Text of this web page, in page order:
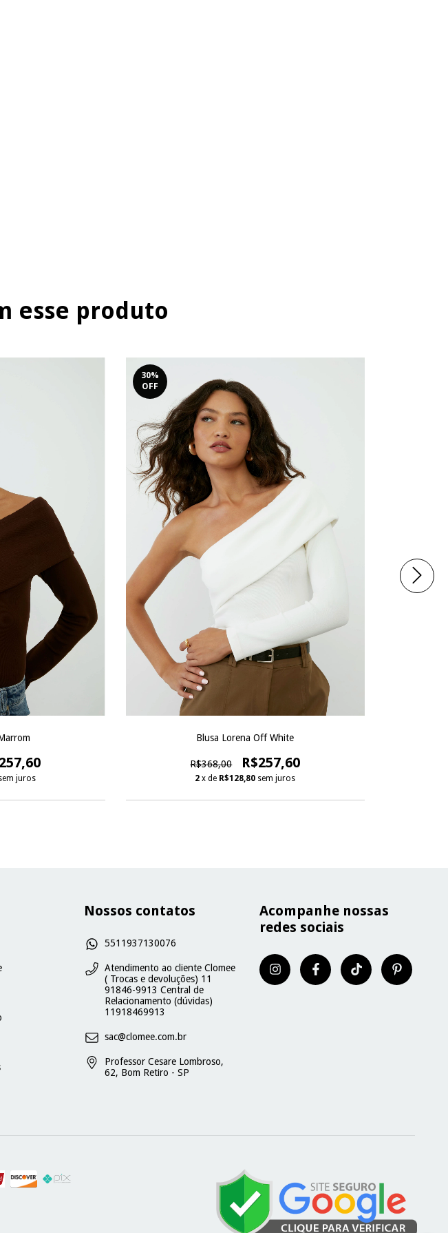
esse produto
juros
30%
OFF
Blusa Lorena Off White
R$368,00 R$257,60
2 x de R$128,80 sem juros
Nossos contatos
5511937130076
Atendimento ao cliente Clomee
( Trocas e devoluções) 11
91846-9913 Central de
Relacionamento (dúvidas)
11918469913
sac@clomee.com.br
Professor Cesare Lombroso,
62, Bom Retiro - SP
Acompanhe nossas
redes sociais